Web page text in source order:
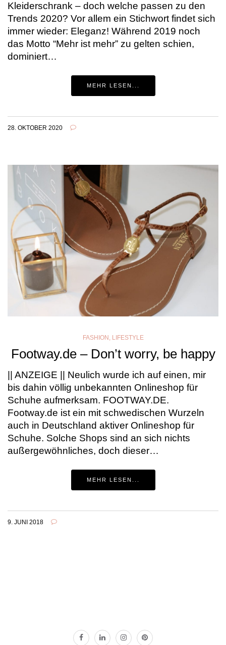
Kleiderschrank – doch welche passen zu den
Trends 2020? Vor allem ein Stichwort findet sich
immer wieder: Eleganz! Während 2019 noch
das Motto “Mehr ist mehr” zu gelten schien,
dominiert…
MEHR LESEN...
28. OKTOBER 2020
FASHION , LIFESTYLE
Footway.de – Don’t worry, be happy
|| ANZEIGE || Neulich wurde ich auf einen, mir
bis dahin völlig unbekannten Onlineshop für
Schuhe aufmerksam. FOOTWAY.DE.
Footway.de ist ein mit schwedischen Wurzeln
auch in Deutschland aktiver Onlineshop für
Schuhe. Solche Shops sind an sich nichts
außergewöhnliches, doch dieser…
MEHR LESEN...
9. JUNI 2018